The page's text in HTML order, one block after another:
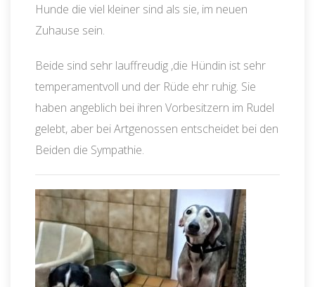
Hunde die viel kleiner sind als sie, im neuen
Zuhause sein.
Beide sind sehr lauffreudig ,die Hündin ist sehr
temperamentvoll und der Rüde ehr ruhig. Sie
haben angeblich bei ihren Vorbesitzern im Rudel
gelebt, aber bei Artgenossen entscheidet bei den
Beiden die Sympathie.